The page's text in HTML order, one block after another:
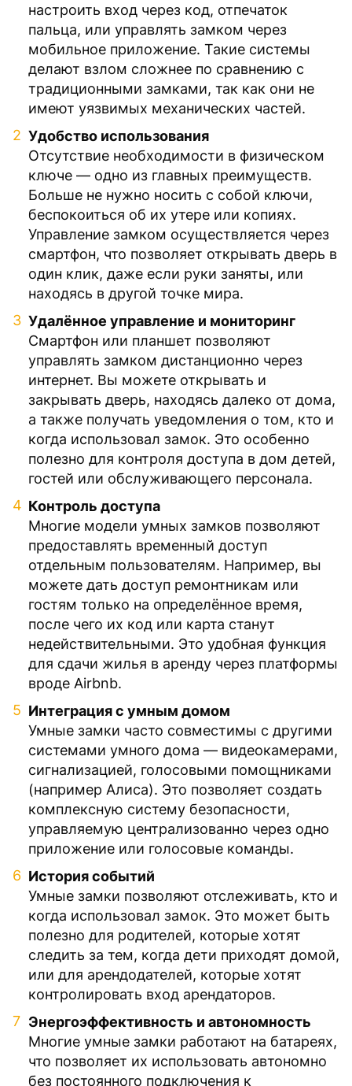
настроить вход через код, отпечаток
пальца, или управлять замком через
мобильное приложение. Такие системы
делают взлом сложнее по сравнению с
традиционными замками, так как они не
имеют уязвимых механических частей.
Удобство использования
Отсутствие необходимости в физическом
ключе — одно из главных преимуществ.
Больше не нужно носить с собой ключи,
беспокоиться об их утере или копиях.
Управление замком осуществляется через
смартфон, что позволяет открывать дверь в
один клик, даже если руки заняты, или
находясь в другой точке мира.
Удалённое управление и мониторинг
Смартфон или планшет позволяют
управлять замком дистанционно через
интернет. Вы можете открывать и
закрывать дверь, находясь далеко от дома,
а также получать уведомления о том, кто и
когда использовал замок. Это особенно
полезно для контроля доступа в дом детей,
гостей или обслуживающего персонала.
Контроль доступа
Многие модели умных замков позволяют
предоставлять временный доступ
отдельным пользователям. Например, вы
можете дать доступ ремонтникам или
гостям только на определённое время,
после чего их код или карта станут
недействительными. Это удобная функция
для сдачи жилья в аренду через платформы
вроде Airbnb.
Интеграция с умным домом
Умные замки часто совместимы с другими
системами умного дома — видеокамерами,
сигнализацией, голосовыми помощниками
(например Алиса). Это позволяет создать
комплексную систему безопасности,
управляемую централизованно через одно
приложение или голосовые команды.
История событий
Умные замки позволяют отслеживать, кто и
когда использовал замок. Это может быть
полезно для родителей, которые хотят
следить за тем, когда дети приходят домой,
или для арендодателей, которые хотят
контролировать вход арендаторов.
Энергоэффективность и автономность
Многие умные замки работают на батареях,
что позволяет их использовать автономно
без постоянного подключения к